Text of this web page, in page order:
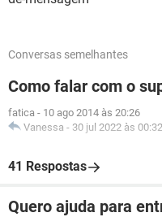
Conversas semelhantes
Como falar com o
fatica - 10 ago 2014 às 20:26
Vanessa - 30 jul 2022 às 00:32
41 Respostas
Quero ajuda para